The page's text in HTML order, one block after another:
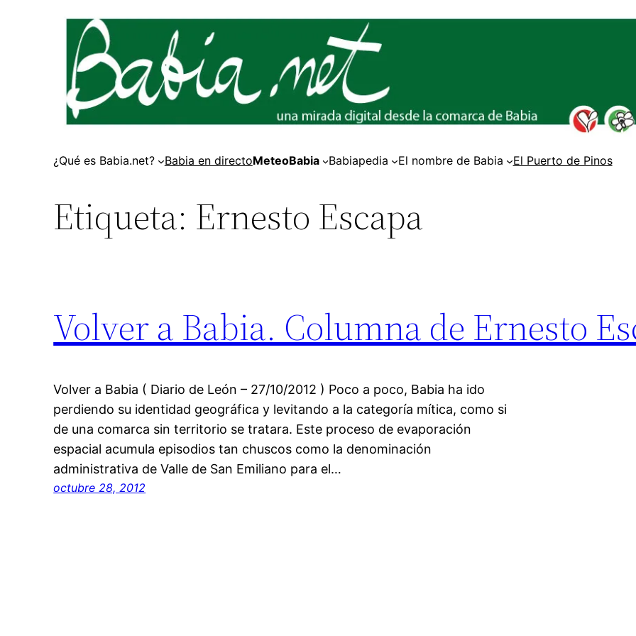
¿Qué es Babia.net? Babia en directoMeteoBabia Babiapedia El nombre de Babia El Puerto de Pinos
Etiqueta: Ernesto Escapa
Volver a Babia. Columna de Ernesto
Volver a Babia ( Diario de León – 27/10/2012 ) Poco a poco, Babia ha ido
perdiendo su identidad geográfica y levitando a la categoría mítica, como si
de una comarca sin territorio se tratara. Este proceso de evaporación
espacial acumula episodios tan chuscos como la denominación
administrativa de Valle de San Emiliano para el…
octubre 28, 2012